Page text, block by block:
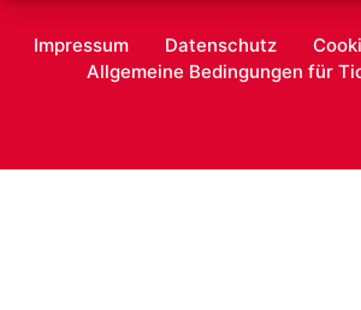
Impressum Datenschutz
Allgemeine Bedingungen für